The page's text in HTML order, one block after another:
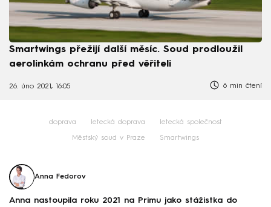
Smartwings přežijí další měsíc. Soud prodloužil
aerolinkám ochranu před věřiteli
26. úno 2021, 16:05 6 min čtení
doprava letecká doprava letecká společnost
Městský soud v Praze Smartwings
Anna Fedorov
Anna nastoupila roku 2021 na Primu jako stážistka do